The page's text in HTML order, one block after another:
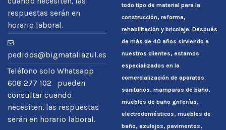
respuestas serán en
horario laboral.
pedidos@bigmataliazul.es
Teléfono solo Whatsapp
608 277 102 pueden
consultar cuando
necesiten, las respuestas
serán en horario laboral.
todo tipo de material para la
construcción, reforma,
rehabilitación y bricolaje. Después
de más de 40 años sirviendo a
nuestros clientes, estamos
especializados en la
comercialización de aparatos
sanitarios, mamparas de baño,
muebles de baño griferías,
electrodomésticos, muebles de
baño, azulejos, pavimentos,